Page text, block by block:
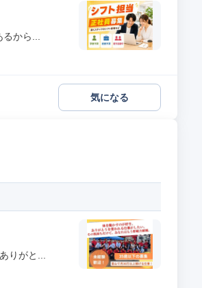
から...
気になる
りがと...